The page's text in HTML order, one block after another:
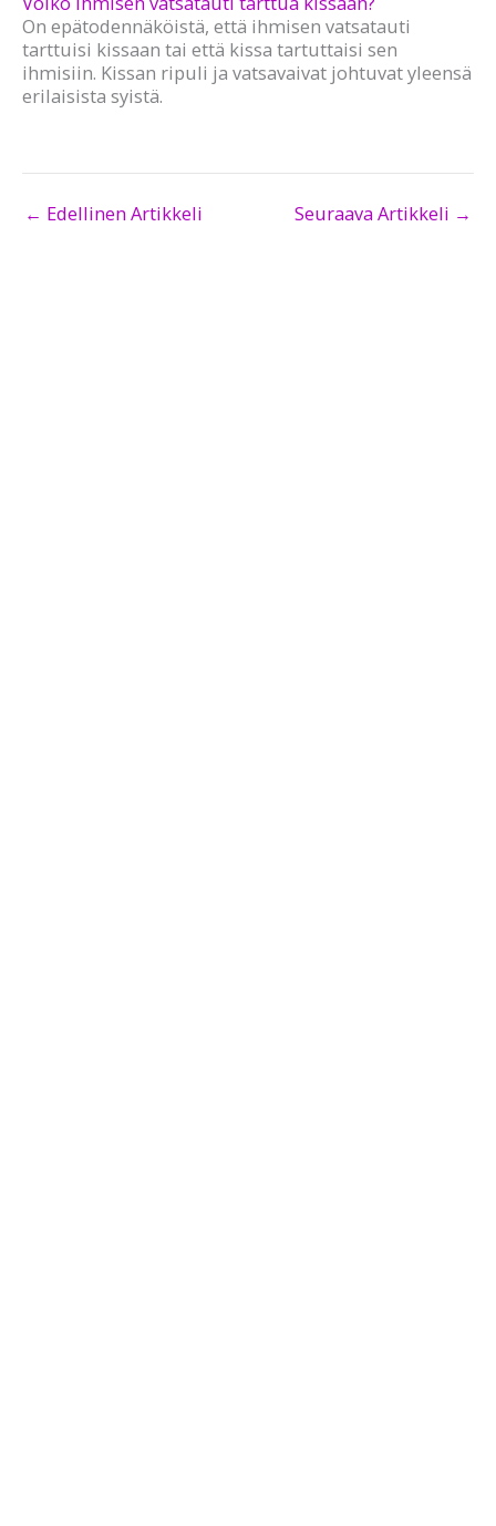
On epätodennäköistä, että ihmisen vatsatauti
tarttuisi kissaan tai että kissa tartuttaisi sen
ihmisiin. Kissan ripuli ja vatsavaivat johtuvat yleensä
erilaisista syistä.
← Edellinen Artikkeli Seuraava Artikkeli →